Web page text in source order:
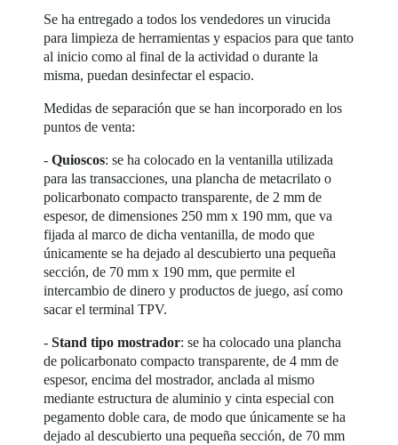
Se ha entregado a todos los vendedores un virucida
para limpieza de herramientas y espacios para que tanto
al inicio como al final de la actividad o durante la
misma, puedan desinfectar el espacio.
Medidas de separación que se han incorporado en los
puntos de venta:
-Quioscos: se ha colocado en la ventanilla utilizada
para las transacciones, una plancha de metacrilato o
policarbonato compacto transparente, de 2 mm de
espesor, de dimensiones 250 mm x 190 mm, que va
fijada al marco de dicha ventanilla, de modo que
únicamente se ha dejado al descubierto una pequeña
sección, de 70 mm x 190 mm, que permite el
intercambio de dinero y productos de juego, así como
sacar el terminal TPV.
-Stand tipo mostrador: se ha colocado una plancha
de policarbonato compacto transparente, de 4 mm de
espesor, encima del mostrador, anclada al mismo
mediante estructura de aluminio y cinta especial con
pegamento doble cara, de modo que únicamente se ha
dejado al descubierto una pequeña sección, de 70 mm